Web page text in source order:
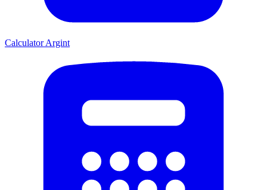
Calculator Argint